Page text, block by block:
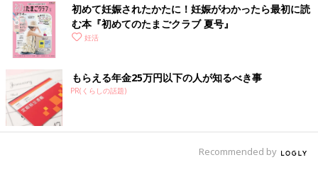
初めて妊娠されたかたに！妊娠がわかったら最初に読
む本『初めてのたまごクラブ 夏号』
妊活
もらえる年金25万円以下の人が知るべき事
PR(くらしの話題)
Recommended by